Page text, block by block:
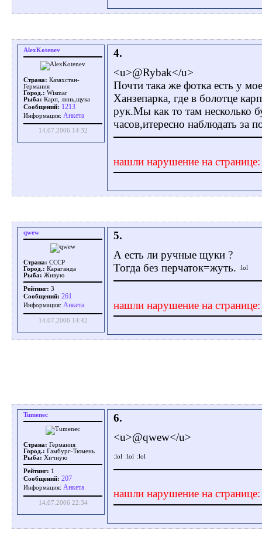
AlexKotenev
Страна: Казахстан-
Германия
Город.: Wismar
Рыба: Карп, линь,щука
Сообщений: 1213
Информация: Aнкета
14.07.2006 14:32
4.
<u>@Rybak</u>
Почти така же фотка есть у
Ханзепарка, где в болотце
рук.Мы как то там несколько
часов,итересно наблюдать за
нашли нарушение на
qwew
Страна: СССР
Город.: Караганда
Рыба: Живую
Рейтинг: 3
Сообщений: 261
Информация: Aнкета
14.07.2006 14:42
5.
А есть ли ручные щуки ?
Тогда без перчаток=жуть.
нашли нарушение на
Tumenec
Страна: Германия
Город.: Гамбург-Тюмень
Рыба: Хичную
Рейтинг: 1
Сообщений: 207
Информация: Aнкета
14.07.2006 22:34
6.
<u>@qwew</u>
нашли нарушение на